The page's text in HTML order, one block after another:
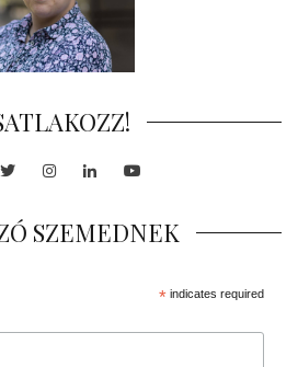
TwitterInstagram
LinkedInYoutube
SZEMEDNEK
*indicates required